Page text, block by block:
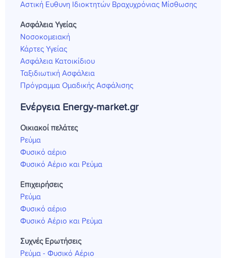
Αστική Ευθυνη Ιδιοκτητών Βραχυχρόνιας Μίσθωσης
Ασφάλεια Υγείας
Νοσοκομειακή
Κάρτες Υγείας
Ασφάλεια Κατοικίδιου
Ταξιδιωτική Ασφάλεια
Πρόγραμμα Ομαδικής Ασφάλισης
Ενέργεια Energy-market.gr
Οικιακοί πελάτες
Ρεύμα
Φυσικό αέριο
Φυσικό Αέριο και Ρεύμα
Επιχειρήσεις
Ρεύμα
Φυσικό αέριο
Φυσικό Αέριο και Ρεύμα
Συχνές Ερωτήσεις
Ρεύμα - Φυσικό Αέριο